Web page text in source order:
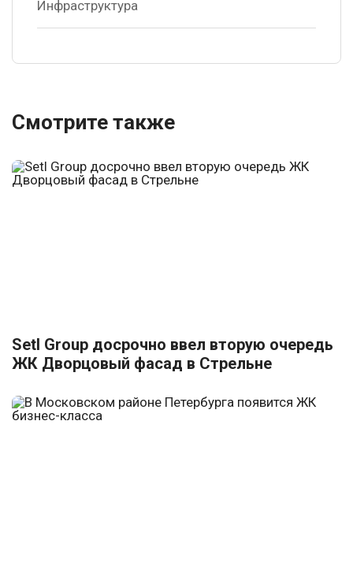
Инфраструктура
Смотрите также
Setl Group досрочно ввел вторую очередь
ЖК Дворцовый фасад в Стрельне